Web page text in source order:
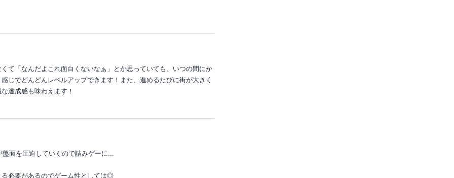
て「なんだよこれ面白くないなぁ」とか思っていても、いつの間にか
じでどんどんレベルアップできます！また、進めるたびに街が大きく
達成感も味わえます！
面を圧迫していくので詰みゲーに...
必要があるのでゲーム性としては◎